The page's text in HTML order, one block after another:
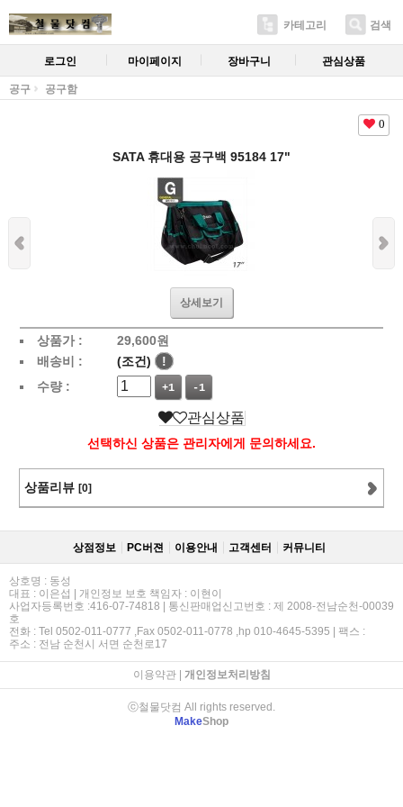
카테고리 검색
로그인 마이페이지 장바구니 관심상품
공구 공구함
0
SATA 휴대용 공구백 95184 17"
상세보기
상품가 : 29,600원
배송비 :
(조건)
!
수량 :
+1 -1
관심상품
선택하신 상품은 관리자에게 문의하세요.
상품리뷰 [0]
상점정보 PC버젼 이용안내 고객센터 커뮤니티
상호명 : 동성
대표 : 이은섭 | 개인정보 보호 책임자 : 이현이
사업자등록번호 :416-07-74818 | 통신판매업신고번호 : 제 2008-전남순천-00039
호
전화 : Tel 0502-011-0777 ,Fax 0502-011-0778 ,hp 010-4645-5395 | 팩스 :
주소 : 전남 순천시 서면 순천로17
이용약관| 개인정보처리방침
ⓒ철물닷컴 All rights reserved.
MakeShop